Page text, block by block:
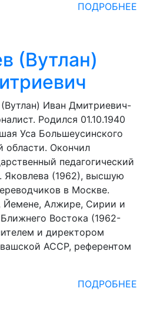
ПОДРОБНЕЕ
(Вутлан)
Иван Дмитриевич-
Родился 01.10.1940
Уса Большеусинского
области. Окон­чил
педагогический
Яковлева (1962), высшую
в Мос­кве.
Йемене, Ал­жире, Сирии и
Востока (1962-
и директором
АССР, референтом
ПОДРОБНЕЕ